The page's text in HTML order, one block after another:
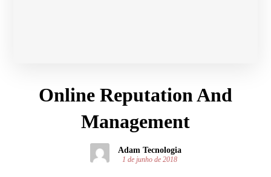
Online Reputation And
Management
Adam Tecnologia
1 de junho de 2018